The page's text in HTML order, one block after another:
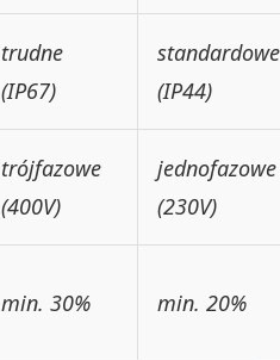
trudne
(IP67)
standardowe
(IP44)
trójfazowe
(400V)
jednofazowe
(230V)
min. 30% min. 20%